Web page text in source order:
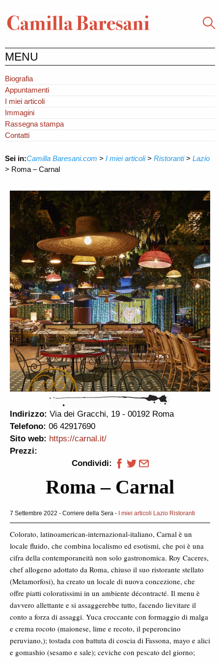
MENU
Biografia
Appuntamenti
I miei articoli
Immagini
Rassegna stampa
Contatti
Sei in:Camilla Baresani.com > I miei articoli> Ristoranti> Lazio
> Roma – Carnal
Indirizzo: Via dei Gracchi, 19 - 00192 Roma
Telefono: 06 42917690
Sito web: https://carnal.it/
Prezzi:
Condividi:
Roma – Carnal
7 Settembre 2022 - Corriere della Sera - I miei articoli Lazio Ristoranti
Colorato, latinoamerican-internazional-italiano, Carnal è un
locale fluido, che combina localismo ed esotismi, che poi è una
cifra della contemporaneità non solo gastronomica. Roy Caceres,
chef allogeno adottato da Roma, chiuso il suo ristorante stellato
(Metamorfosi), ha creato un locale di nuova concezione, che
offre piatti coloratissimi in un ambiente décontracté. Il menu è
davvero allettante e si assaggerebbe tutto, facendo lievitare il
conto a forza di assaggi. Yuca croccante con formaggio di malga
e crema rocoto (maionese, lime e recoto, il peperoncino
peruviano,); tostada con battuta di coscia di Fassona, mayo e alici
e gomashio (sesamo e sale); ceviche con pescato del giorno;